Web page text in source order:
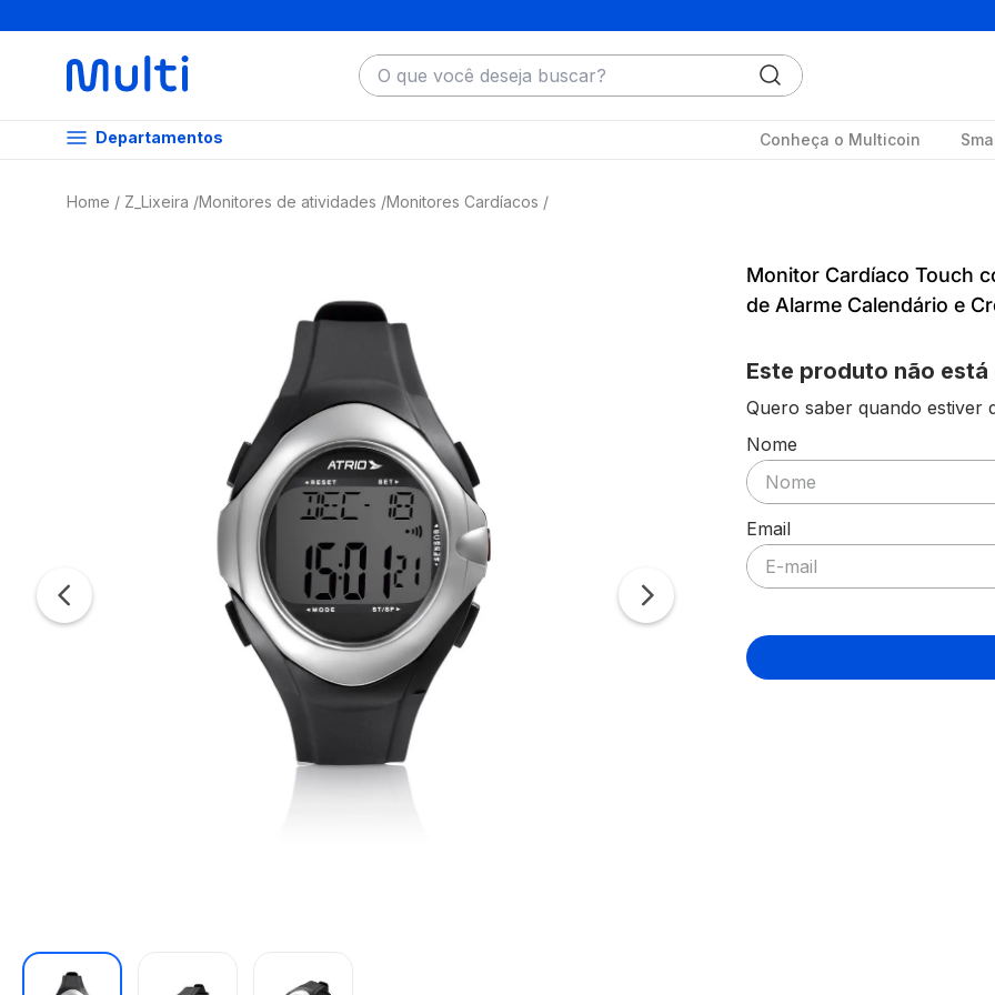
O que você deseja buscar?
Departamentos Conheça o Multicoin
Z_Lixeira Monitores de atividades Monitores Cardíacos
Monitor Cardíaco Touch
de Alarme Calendário e
Este produto não
Quero saber quando estiver